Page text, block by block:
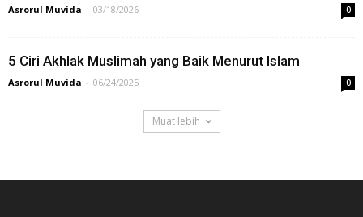
Asrorul Muvida - 03/18/2026 0
5 Ciri Akhlak Muslimah yang Baik Menurut Islam
Asrorul Muvida - 06/24/2025 0
Muat lebih